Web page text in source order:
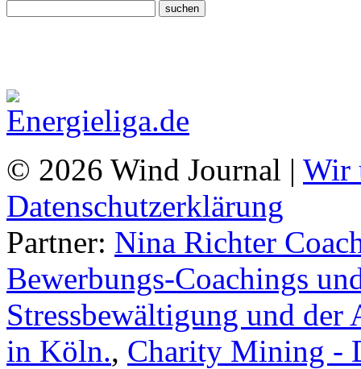
© 2026 Wind Journal | Wir
Datenschutzerklärung
Partner: Nina Richter
Bewerbungs-Coachings
Stressbewältigung und
in Köln., Charity Mining -